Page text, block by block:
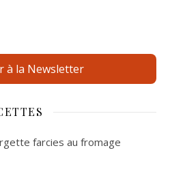
à la Newsletter
farcies au fromage